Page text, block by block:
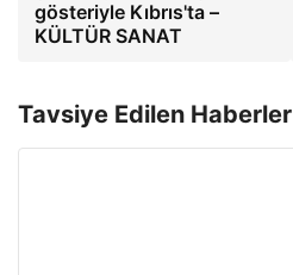
gösteriyle Kıbrıs'ta –
KÜLTÜR SANAT
Tavsiye Edilen Haberler